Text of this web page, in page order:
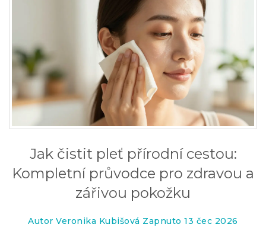
Jak čistit pleť přírodní cestou:
Kompletní průvodce pro zdravou a
zářivou pokožku
Autor Veronika Kubišová Zapnuto 13 čec 2026